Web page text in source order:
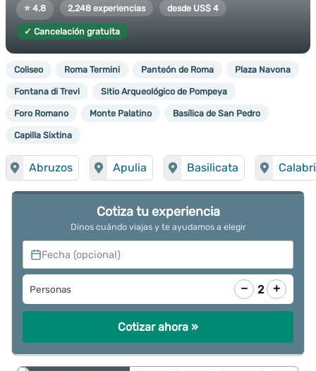
⭐ 4.8 2,248 experiencias desde US$ 4
✓ Cancelación gratuita
Coliseo Roma Termini Panteón de Roma Plaza Navona
Fontana di Trevi Sitio Arqueológico de Pompeya
Foro Romano Monte Palatino Basílica de San Pedro
Capilla Sixtina
Abruzos Apulia Basilicata
Cotiza tu experiencia
Dinos cuándo viajas y te ayudamos a elegir
Fecha (opcional)
Personas − 2 +
Cotizar ahora »